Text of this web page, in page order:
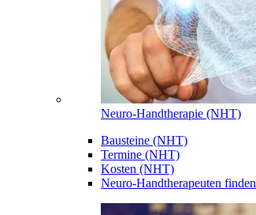
Neuro-Handtherapie (NHT)
Bausteine (NHT)
Termine (NHT)
Kosten (NHT)
Neuro-Handtherapeuten finden